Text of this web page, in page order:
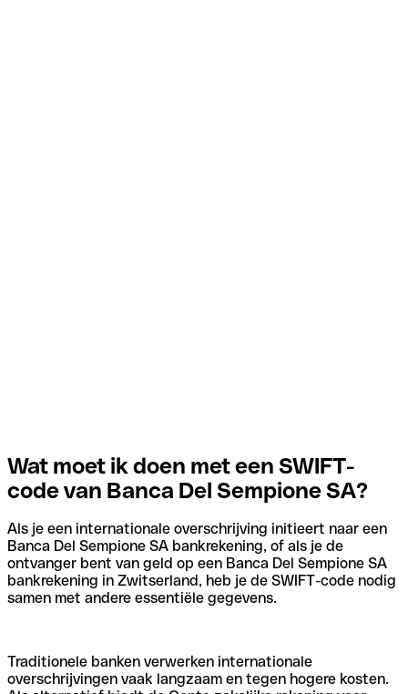
Wat moet ik doen met een SWIFT-
code van Banca Del Sempione SA?
Als je een internationale overschrijving initieert naar een
Banca Del Sempione SA bankrekening, of als je de
ontvanger bent van geld op een Banca Del Sempione SA
bankrekening in Zwitserland, heb je de SWIFT-code nodig
samen met andere essentiële gegevens.
Traditionele banken verwerken internationale
overschrijvingen vaak langzaam en tegen hogere kosten.